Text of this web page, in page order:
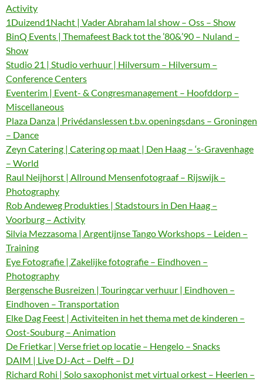
Activity
1Duizend1Nacht | Vader Abraham lal show – Oss – Show
BinQ Events | Themafeest Back tot the ’80&’90 – Nuland –
Show
Studio 21 | Studio verhuur | Hilversum – Hilversum –
Conference Centers
Eventerim | Event- & Congresmanagement – Hoofddorp –
Miscellaneous
Plaza Danza | Privédanslessen t.b.v. openingsdans – Groningen
– Dance
Zeyn Catering | Catering op maat | Den Haag – ‘s-Gravenhage
– World
Raul Neijhorst | Allround Mensenfotograaf – Rijswijk –
Photography
Rob Andeweg Produkties | Stadstours in Den Haag –
Voorburg – Activity
Silvia Mezzasoma | Argentijnse Tango Workshops – Leiden –
Training
Eye Fotografie | Zakelijke fotografie – Eindhoven –
Photography
Bergensche Busreizen | Touringcar verhuur | Eindhoven –
Eindhoven – Transportation
Elke Dag Feest | Activiteiten in het thema met de kinderen –
Oost-Souburg – Animation
De Frietkar | Verse friet op locatie – Hengelo – Snacks
DAIM | Live DJ-Act – Delft – DJ
Richard Rohi | Solo saxophonist met virtual orkest – Heerlen –